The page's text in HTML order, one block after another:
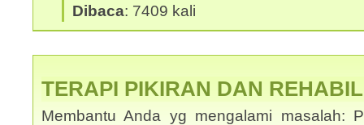
Dibaca: 7409 kali
TERAPI PIKIRAN DAN
Membantu Anda yg mengalami masalah: